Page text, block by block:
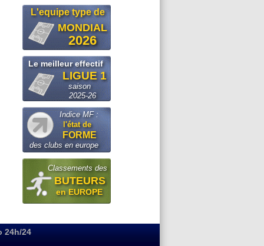
L'equipe type de
MONDIAL
2026
Le meilleur effectif
LIGUE 1
saison
2025-26
Indice MF :
l'état de
FORME
des clubs en europe
Classements des
BUTEURS
en EUROPE
24h/24